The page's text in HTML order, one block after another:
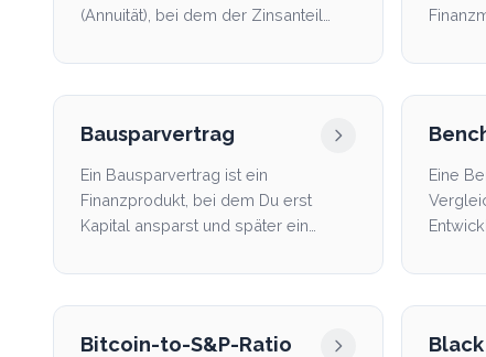
(Annuität), bei dem der Zinsanteil
Bausparvertrag
Ein Bausparvertrag ist ein
Finanzprodukt, bei dem Du erst
Kapital ansparst und später ein
Eine
wird....
Bitcoin-to-S&P-Ratio